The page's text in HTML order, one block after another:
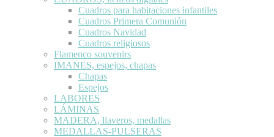
Cuadros para habitaciones infantiles
Cuadros Primera Comunión
Cuadros Navidad
Cuadros religiosos
Flamenco souvenirs
IMANES, espejos, chapas
Chapas
Espejos
LABORES
LÁMINAS
MADERA, llaveros, medallas
MEDALLAS-PULSERAS